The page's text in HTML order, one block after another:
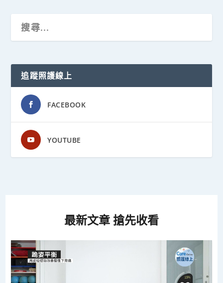
追蹤照護線上
FACEBOOK
YOUTUBE
最新文章 搶先收看